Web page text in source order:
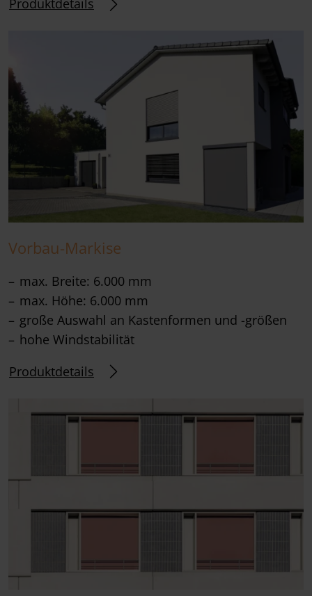
Produktdetails
Vorbau-Markise
max. Breite: 6.000 mm
max. Höhe: 6.000 mm
große Auswahl an Kastenformen und -größen
hohe Windstabilität
Produktdetails